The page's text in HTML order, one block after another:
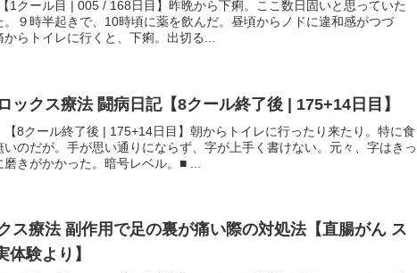
1クール目 | 005 / 168日目】昨晩から下痢。ここ数日固いと思っていた
９時半起きで、10時頃に薬を飲んだ。昼頃からノドに違和感がつづ
からトイレに行くと、下痢。出切る...
ックス療法 闘病日記【8クール終了後 | 175+14日目】
8クール終了後 | 175+14日目】朝からトイレに行ったり来たり。特に食
のだが。手が思い通りにならず、字が上手く書けない。元々、字はきっ
きがかかった。暗号レベル。■ ...
ス療法 副作用で足の裏が痛い際の対処法【直腸がん ス
体験より】